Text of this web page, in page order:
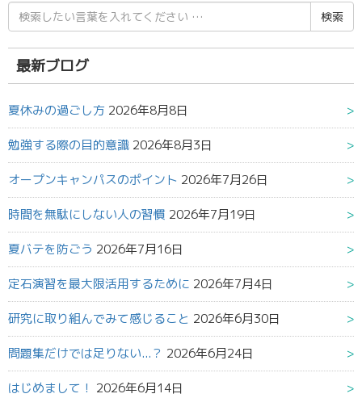
検
索
結
果:
最新ブログ
夏休みの過ごし方 2026年8月8日
勉強する際の目的意識 2026年8月3日
オープンキャンパスのポイント 2026年7月26日
時間を無駄にしない人の習慣 2026年7月19日
夏バテを防ごう 2026年7月16日
定石演習を最大限活用するために 2026年7月4日
研究に取り組んでみて感じること 2026年6月30日
問題集だけでは足りない...？ 2026年6月24日
はじめまして！ 2026年6月14日